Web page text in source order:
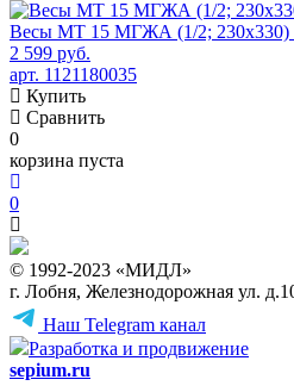
Весы МТ 15 МГЖА (1/2; 230х330)
2 599 руб.
арт. 1121180035
Купить
Сравнить
0
корзина пуста
0
© 1992-2023 «МИДЛ»
г. Лобня, Железнодорожная ул.
Наш Telegram канал
Разработка и продвижение
sepium.ru